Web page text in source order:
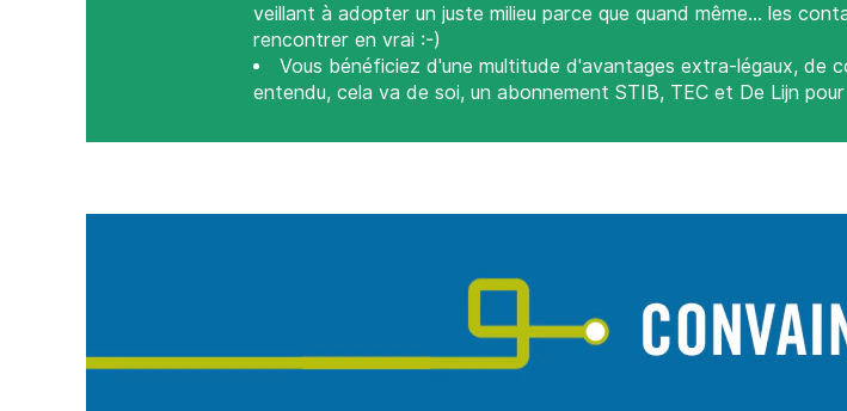
veillant à adopter un juste milieu parce que quand même... les
rencontrer en vrai :-)
Vous bénéficiez d'une multitude d'avantages extra-légaux, de
entendu, cela va de soi, un abonnement STIB, TEC et De Lijn